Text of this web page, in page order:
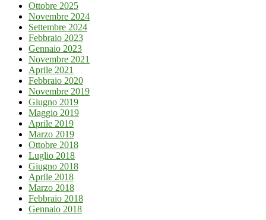
Ottobre 2025
Novembre 2024
Settembre 2024
Febbraio 2023
Gennaio 2023
Novembre 2021
Aprile 2021
Febbraio 2020
Novembre 2019
Giugno 2019
Maggio 2019
Aprile 2019
Marzo 2019
Ottobre 2018
Luglio 2018
Giugno 2018
Aprile 2018
Marzo 2018
Febbraio 2018
Gennaio 2018